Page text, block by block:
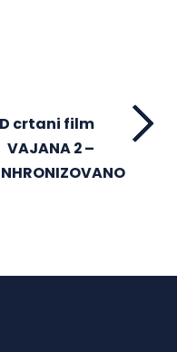
crtani film
VAJANA 2 –